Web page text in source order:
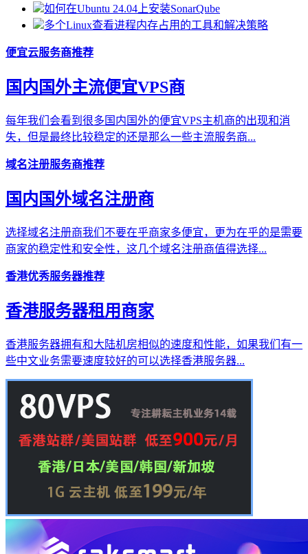
如何在Ubuntu 24.04上安装SonarQube
多个Linux查看进程内存占用的工具和解决策略
便宜云服务商推荐
国内国外主流便宜VPS商
每年我们会看到很多国内国外的便宜VPS主机商的出现和消
失，但是最终比较稳定的还是那么一些主流服务商...
域名注册服务商推荐
国内国外域名注册商
选择域名注册商我们不要在乎商家多便宜，更为在乎的是需要
商家的稳定性和安全性，这几个域名注册商值得选择...
香港优秀服务器推荐
香港服务器租用商家
香港服务器拥有和大陆机房相似的速度和性能，如果我们有一
些中文业务需要速度较好的可以选择香港服务器...